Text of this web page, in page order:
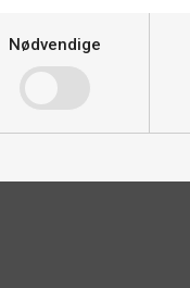
Nødvendige